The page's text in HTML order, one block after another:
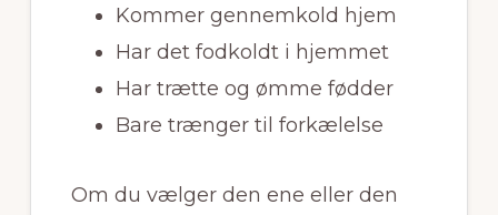
Kommer gennemkold hjem
Har det fodkoldt i hjemmet
Har trætte og ømme fødder
Bare trænger til forkælelse
Om du vælger den ene eller den